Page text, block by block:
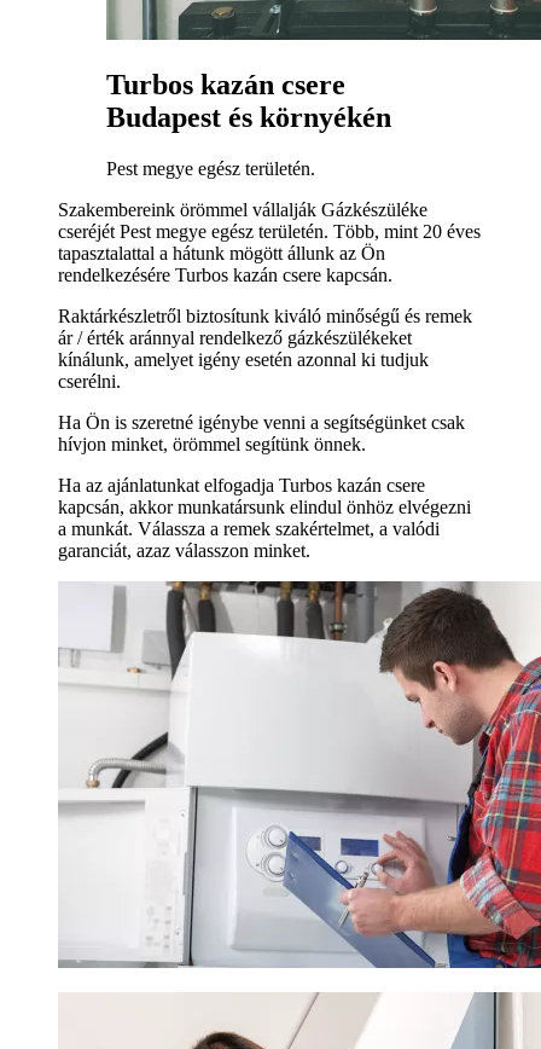
Turbos kazán csere
Budapest és környékén
Pest megye egész területén.
Szakembereink örömmel vállalják Gázkészüléke
cseréjét Pest megye egész területén. Több, mint 20 éves
tapasztalattal a hátunk mögött állunk az Ön
rendelkezésére Turbos kazán csere kapcsán.
Raktárkészletről biztosítunk kiváló minőségű és remek
ár / érték aránnyal rendelkező gázkészülékeket
kínálunk, amelyet igény esetén azonnal ki tudjuk
cserélni.
Ha Ön is szeretné igénybe venni a segítségünket csak
hívjon minket, örömmel segítünk önnek.
Ha az ajánlatunkat elfogadja Turbos kazán csere
kapcsán, akkor munkatársunk elindul önhöz elvégezni
a munkát. Válassza a remek szakértelmet, a valódi
garanciát, azaz válasszon minket.